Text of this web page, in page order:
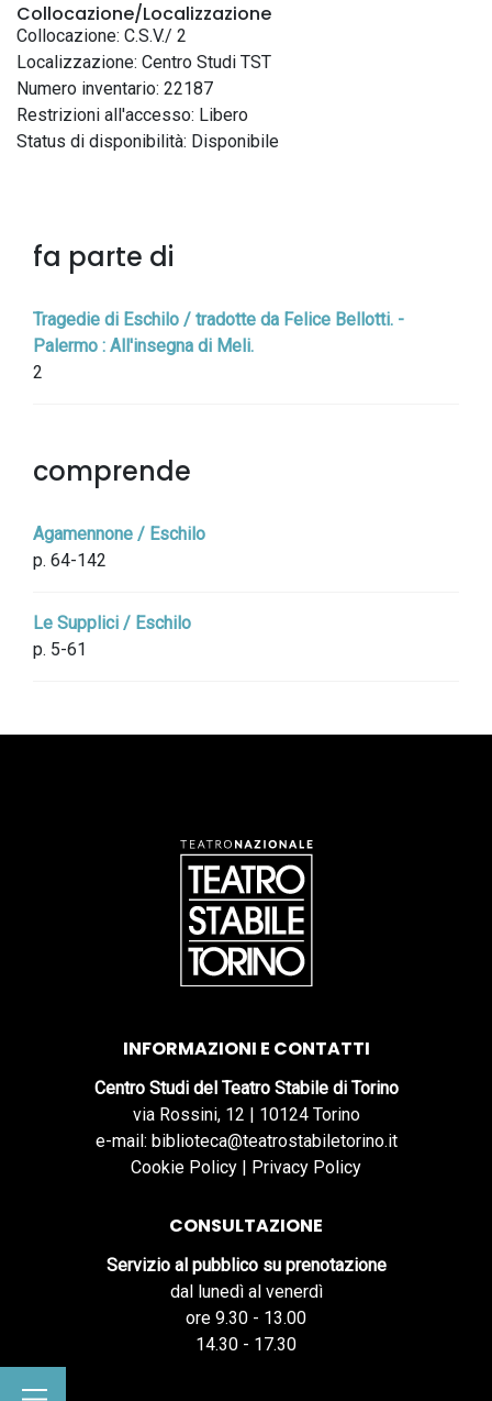
Collocazione/Localizzazione
Collocazione: C.S.V./ 2
Localizzazione: Centro Studi TST
Numero inventario: 22187
Restrizioni all'accesso: Libero
Status di disponibilità: Disponibile
fa parte di
Tragedie di Eschilo / tradotte da Felice Bellotti. -
Palermo : All'insegna di Meli.
2
comprende
Agamennone / Eschilo
p. 64-142
Le Supplici / Eschilo
p. 5-61
INFORMAZIONI E CONTATTI
Centro Studi del Teatro Stabile di Torino
via Rossini, 12 | 10124 Torino
e-mail: biblioteca@teatrostabiletorino.it
Cookie Policy | Privacy Policy
CONSULTAZIONE
Servizio al pubblico su prenotazione
dal lunedì al venerdì
ore 9.30 - 13.00
14.30 - 17.30